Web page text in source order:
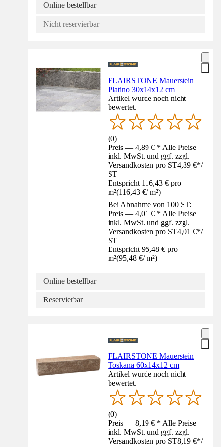
Online bestellbar
Nicht reservierbar
FLAIRSTONE Mauerstein
Platino 30x14x12 cm
Artikel wurde noch nicht
bewertet.
(0)
Preis — 4,89 € * Alle Preise
inkl. MwSt. und ggf. zzgl.
Versandkosten pro ST4,89 €*/
ST
Entspricht 116,43 € pro
m²(116,43 €/ m²)
Bei Abnahme von 100 ST:
Preis — 4,01 € * Alle Preise
inkl. MwSt. und ggf. zzgl.
Versandkosten pro ST4,01 €*/
ST
Entspricht 95,48 € pro
m²(95,48 €/ m²)
Online bestellbar
Reservierbar
FLAIRSTONE Mauerstein
Toskana 60x14x12 cm
Artikel wurde noch nicht
bewertet.
(0)
Preis — 8,19 € * Alle Preise
inkl. MwSt. und ggf. zzgl.
Versandkosten pro ST8,19 €*/